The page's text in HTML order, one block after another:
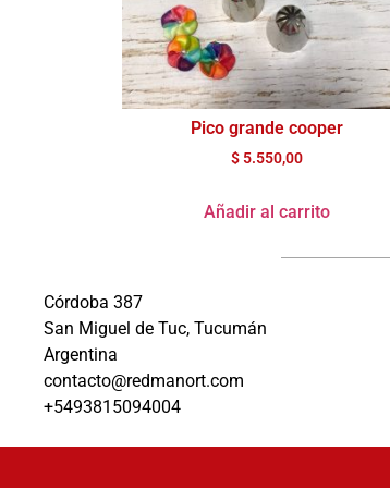
Pico grande cooper
$5.550,00
Añadir al carrito
Córdoba 387
San Miguel de Tuc, Tucumán
Argentina
contacto@redmanort.com
+5493815094004